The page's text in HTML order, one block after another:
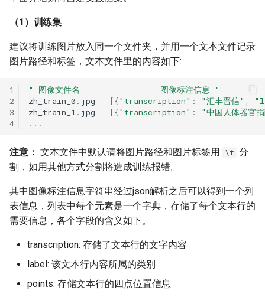
3.2. 测试信息抽取结果
4. 模型导出与预测
4.1 模型导出
4.2 模型推理
CPPD
SATRN
（1）训练集
建议将训练图片放入同一个文件夹，并用一个文本文件记录
图片路径和标签，文本文件里的内容如下:
1
2
3
4
" 图像文件名                 图像标注信息 "
zh_train_0 . jpg [{"transcription" : "汇丰晋信"
zh_train_1 . jpg [{"transcription" :
"中国人体器官
...
注意： 文本文件中默认请将图片路径和图片标签用 \t 分
割，如用其他方式分割将造成训练报错。
其中图像标注信息字符串经过json解析之后可以得到一个列
表信息，列表中每个元素是一个字典，存储了每个文本行的
需要信息，各个字段的含义如下。
transcription: 存储了文本行的文字内容
label: 该文本行内容所属的类别
points: 存储文本行的四点位置信息